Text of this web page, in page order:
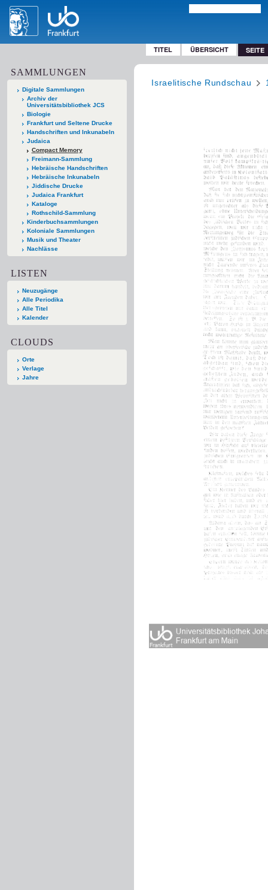
TITEL ÜBERSICHT SEITE
SAMMLUNGEN
Digitale Sammlungen
Archiv der
Universitätsbibliothek JCS
Biologie
Frankfurt und Seltene Drucke
Handschriften und Inkunabeln
Judaica
Compact Memory
Freimann-Sammlung
Hebräische Handschriften
Hebräische Inkunabeln
Jiddische Drucke
Judaica Frankfurt
Kataloge
Rothschild-Sammlung
Kinderbuchsammlungen
Koloniale Sammlungen
Musik und Theater
Nachlässe
LISTEN
Neuzugänge
Alle Periodika
Alle Titel
Kalender
CLOUDS
Orte
Verlage
Jahre
Israelitische Rundschau